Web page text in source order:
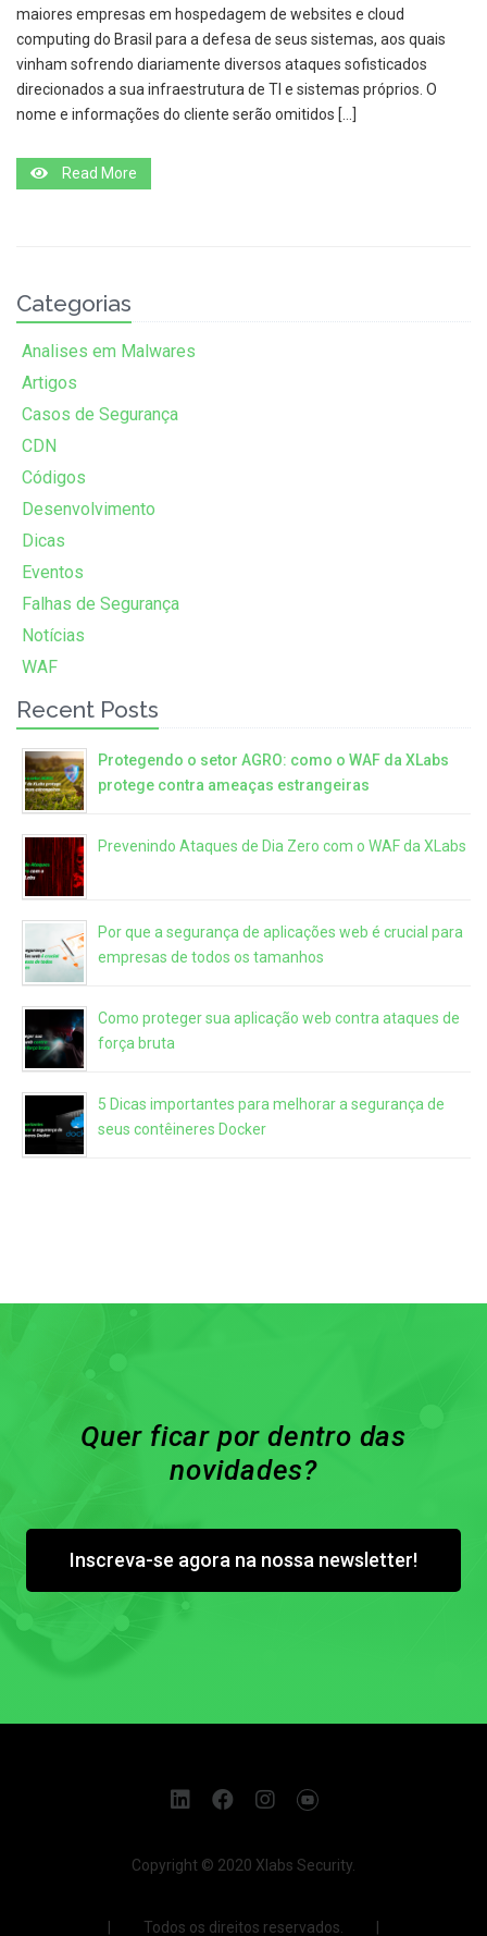
maiores empresas em hospedagem de websites e cloud
computing do Brasil para a defesa de seus sistemas, aos quais
vinham sofrendo diariamente diversos ataques sofisticados
direcionados a sua infraestrutura de TI e sistemas próprios. O
nome e informações do cliente serão omitidos […]
Read More
Categorias
Analises em Malwares
Artigos
Casos de Segurança
CDN
Códigos
Desenvolvimento
Dicas
Eventos
Falhas de Segurança
Notícias
WAF
Recent Posts
Protegendo o setor AGRO: como o WAF da XLabs
protege contra ameaças estrangeiras
Prevenindo Ataques de Dia Zero com o WAF da XLabs
Por que a segurança de aplicações web é crucial para
empresas de todos os tamanhos
Como proteger sua aplicação web contra ataques de
força bruta
5 Dicas importantes para melhorar a segurança de
seus contêineres Docker
Quer ficar por dentro das
novidades?
Inscreva-se agora na nossa newsletter!
Copyright © 2020 Xlabs Security.
| Todos os direitos reservados. |